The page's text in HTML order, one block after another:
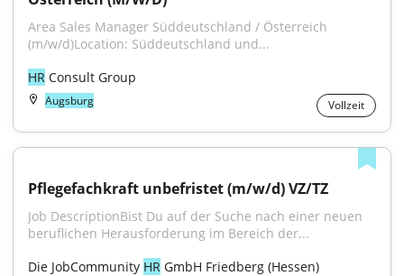
Area Sales Manager Süddeutschland / Österreich
(m/w/d)Location: Süddeutschland und...
HR Consult Group
Augsburg Vollzeit
Pflegefachkraft unbefristet (m/w/d) VZ/TZ
Job DescriptionBist Du auf der Suche nach einer neuen
beruflichen Herausforderung im Bereich der...
Die JobCommunity HR GmbH Friedberg (Hessen)